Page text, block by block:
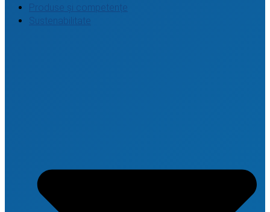
Produse și competențe
Sustenabilitate